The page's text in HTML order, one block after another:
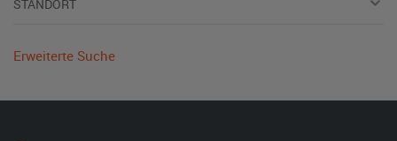
STANDORT
Erweiterte Suche